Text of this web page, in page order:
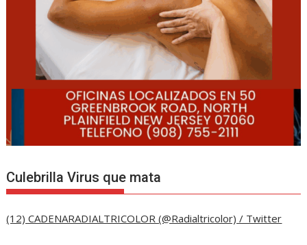
Culebrilla Virus que mata
(12) CADENARADIALTRICOLOR (@Radialtricolor) / Twitter